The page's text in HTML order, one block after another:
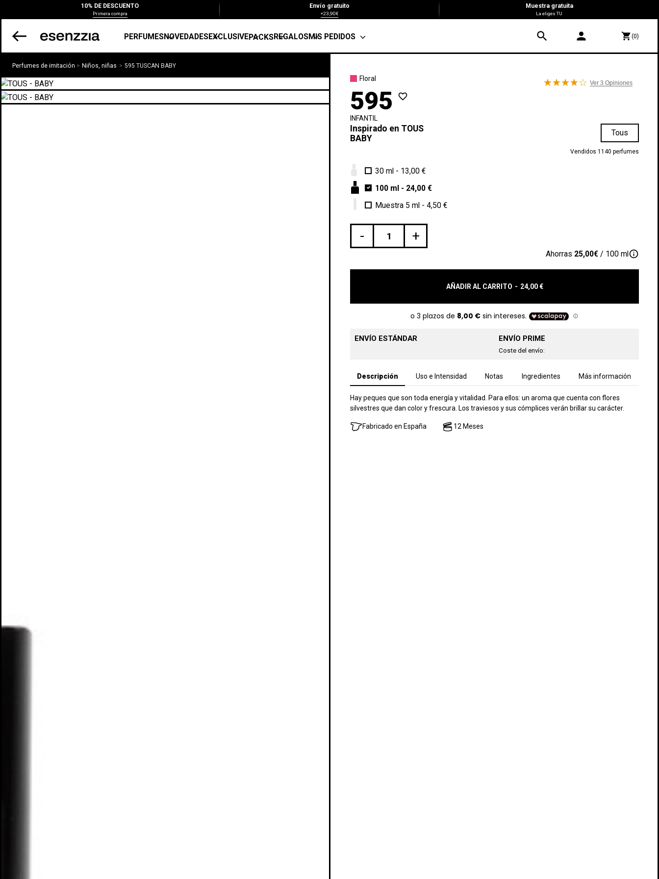
10% DE DESCUENTO
Primera compra
Envío gratuito
+23,90€
Muestra gratuita
La eliges TU
PERFUMESNOVEDADESEXCLUSIVEPACKSREGALOSMIS PEDIDOS search person shopping_cart(0)
Perfumes de imitación Niños, niñas 595 TUSCAN BABY
Floral
Ver 3 Opiniones
595 favorite_border
INFANTIL
Inspirado en TOUS
BABY
Tous
Vendidos 1140 perfumes
30 ml - 13,00 €
100 ml - 24,00 €
Muestra 5 ml - 4,50 €
- +
Ahorras 25,00€ / 100 mlinfo_outline
AÑADIR AL CARRITO - 24,00 €
ENVÍO ESTÁNDAR ENVÍO PRIME
Coste del envío:
Descripción Uso e Intensidad Notas Ingredientes Más información
Hay peques que son toda energía y vitalidad. Para ellos: un aroma que cuenta con flores
silvestres que dan color y frescura. Los traviesos y sus cómplices verán brillar su carácter.
Fabricado en España 12 Meses